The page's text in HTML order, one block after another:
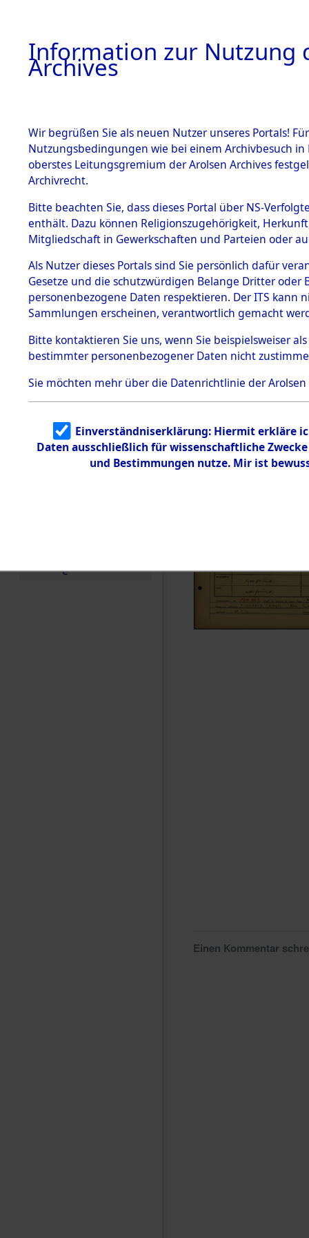
BESTÄNDE
1.
mente
5. Verschiedenes
5.3
Todesmärsche
5.3.1 Alliierte
Erhebungen
zu
Todesmärsch
en
5.3.2
Identifizierun
g
5.3.3
Todesmärsch
e
Dead -
Branch -
0185
Einen Kommentar
Information zur Nutzung
Archives
Wir begrüßen Sie als neuen Nutzer unseres Portals!
Nutzungsbedingungen wie bei einem Archivbesuch
oberstes Leitungsgremium der Arolsen Archives
Archivrecht.
Bitte beachten Sie, dass dieses Portal über NS-
enthält. Dazu können Religionszugehörigkeit,
Mitgliedschaft in Gewerkschaften und Parteien oder
Als Nutzer dieses Portals sind Sie persönlich dafür
Gesetze und die schutzwürdigen Belange Dritter
personenbezogene Daten respektieren. Der ITS
Sammlungen erscheinen, verantwortlich gemacht
Bitte kontaktieren Sie uns, wenn Sie beispielsweiser
bestimmter personenbezogener Daten nicht
Sie möchten mehr über die Datenrichtlinie der Arolsen
Einverständniserklärung: Hiermit erkläre
Daten ausschließlich für wissenschaftliche
und Bestimmungen nutze. Mir ist